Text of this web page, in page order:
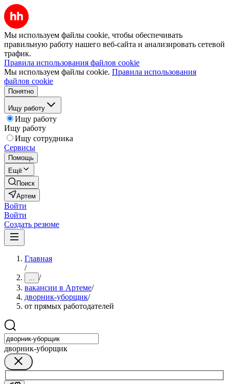
Мы используем файлы cookie, чтобы обеспечивать
правильную работу нашего веб-сайта и анализировать сетевой
трафик.
Правила использования файлов cookie
Мы используем файлы cookie. Правила использования
файлов cookie
Понятно
Ищу работу
Ищу работу
Ищу работу
Ищу сотрудника
Сервисы
Помощь
Ещё
Поиск
Артем
Войти
Войти
Создать резюме
Главная
/
... /
вакансии в Артеме/
дворник-уборщик/
от прямых работодателей
дворник-уборщик